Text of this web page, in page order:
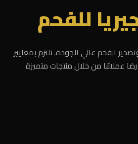
للفحم
الفحم عالي الجودة. نلتزم بمعايير
عملائنا من خلال منتجات متميزة